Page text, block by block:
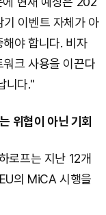
이벤트 자체가 아
야 합니다. 비자
크 사용을 이끈다
니다."
위협이 아닌 기회
로프는 지난 12개
의 MiCA 시행을